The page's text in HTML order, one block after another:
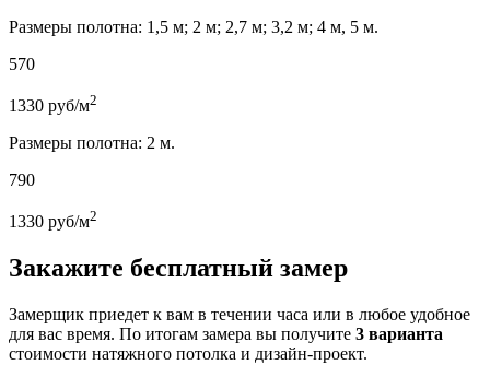
Размеры полотна: 1,5 м; 2 м; 2,7 м; 3,2 м; 4 м, 5 м.
570
1330 руб/м2
Размеры полотна: 2 м.
790
1330 руб/м2
Закажите бесплатный замер
Замерщик приедет к вам в течении часа или в любое удобное
для вас время. По итогам замера вы получите 3 варианта
стоимости натяжного потолка и дизайн-проект.